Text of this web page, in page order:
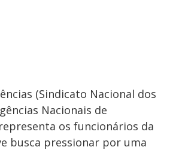
(Sindicato Nacional dos
Nacionais de
os funcionários da
busca pressionar por uma